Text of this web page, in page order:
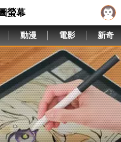
螢幕
動漫 電影 新奇